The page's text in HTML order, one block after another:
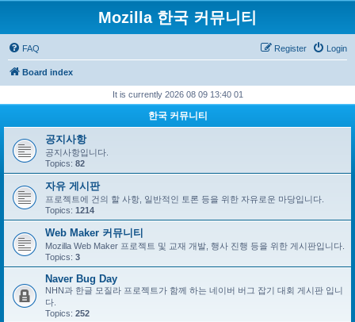
Mozilla 한국 커뮤니티
FAQ Login
Register
Board index
It is currently 2026 08 09 13:40 01
한국 커뮤니티
공지사항
공지사항입니다.
Topics: 82
자유 게시판
프로젝트에 건의 할 사항, 일반적인 토론 등을 위한 자유로운 마당입니다.
Topics: 1214
Web Maker 커뮤니티
Mozilla Web Maker 프로젝트 및 교재 개발, 행사 진행 등을 위한 게시판입니다.
Topics: 3
Naver Bug Day
NHN과 한글 모질라 프로젝트가 함께 하는 네이버 버그 잡기 대회 게시판 입니
다.
Topics: 252